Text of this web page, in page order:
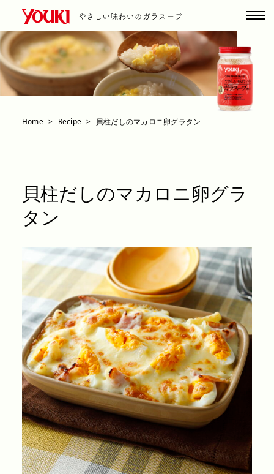
Home Recipe 貝柱だしのマカロニ卵グラタン
貝柱だしのマカロニ卵グラ
タン